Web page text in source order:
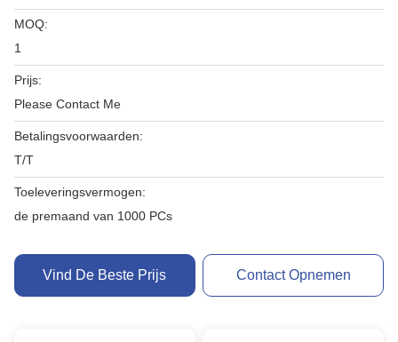
MOQ:
1
Prijs:
Please Contact Me
Betalingsvoorwaarden:
T/T
Toeleveringsvermogen:
de premaand van 1000 PCs
Vind De Beste Prijs Contact Opnemen